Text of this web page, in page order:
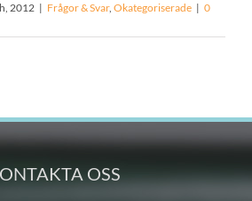
2012 | Frågor & Svar, Okategoriserade | 0
OSS